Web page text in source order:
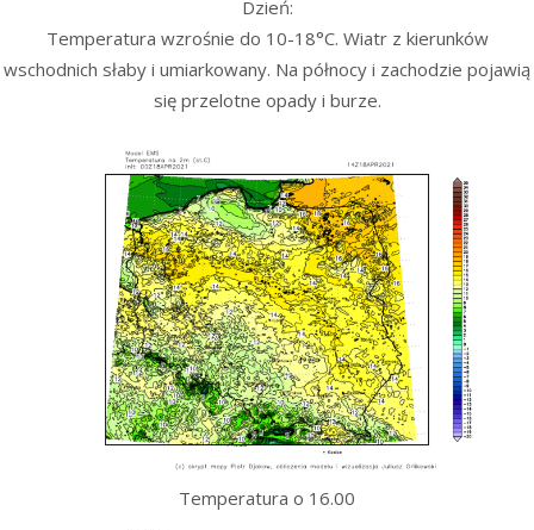
Dzień:
Temperatura wzrośnie do 10-18°C. Wiatr z kierunków
wschodnich słaby i umiarkowany. Na północy i zachodzie pojawią
się przelotne opady i burze.
Temperatura o 16.00